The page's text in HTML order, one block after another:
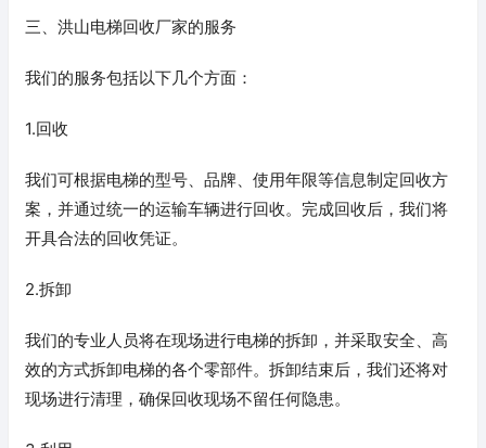
三、洪山电梯回收厂家的服务
我们的服务包括以下几个方面：
1.回收
我们可根据电梯的型号、品牌、使用年限等信息制定回收方
案，并通过统一的运输车辆进行回收。完成回收后，我们将
开具合法的回收凭证。
2.拆卸
我们的专业人员将在现场进行电梯的拆卸，并采取安全、高
效的方式拆卸电梯的各个零部件。拆卸结束后，我们还将对
现场进行清理，确保回收现场不留任何隐患。